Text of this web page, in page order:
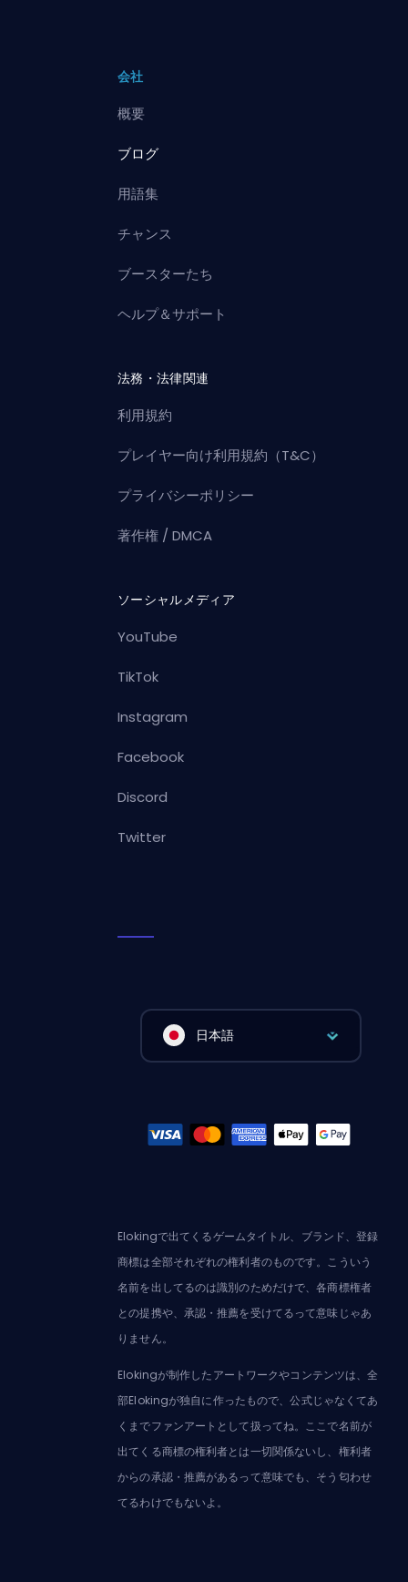
会社
概要
ブログ
用語集
チャンス
ブースターたち
ヘルプ＆サポート
法務・法律関連
利用規約
プレイヤー向け利用規約（T&C）
プライバシーポリシー
著作権 / DMCA
ソーシャルメディア
YouTube
TikTok
Instagram
Facebook
Discord
Twitter
日本語
Elokingで出てくるゲームタイトル、ブランド、登録
商標は全部それぞれの権利者のものです。こういう
名前を出してるのは識別のためだけで、各商標権者
との提携や、承認・推薦を受けてるって意味じゃあ
りません。
Elokingが制作したアートワークやコンテンツは、全
部Elokingが独自に作ったもので、公式じゃなくてあ
くまでファンアートとして扱ってね。ここで名前が
出てくる商標の権利者とは一切関係ないし、権利者
からの承認・推薦があるって意味でも、そう匂わせ
てるわけでもないよ。